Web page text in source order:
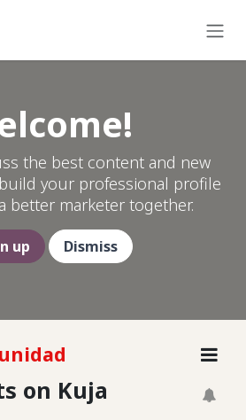
the best content and new
your professional profile
better marketer together.
up Dismiss
on Kuja